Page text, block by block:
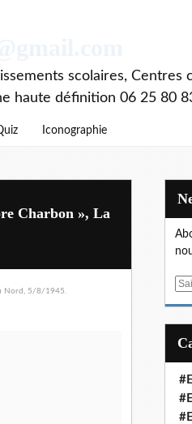
scolaires, Centres
haute définition 06 25 80
Iconographie
Charbon », La
E